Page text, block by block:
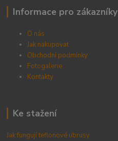
Informace pro zákazníky
O nás
Jak nakupovat
Obchodní podmínky
Fotogalerie
Kontakty
Ke stažení
Jak fungují teflonové ubrusy